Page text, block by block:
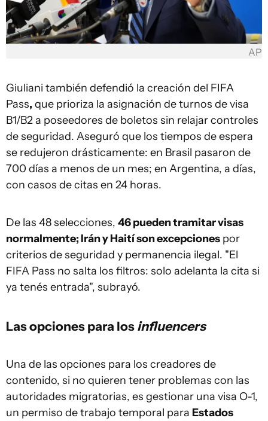
AP
Giuliani también defendió la creación del FIFA
Pass, que prioriza la asignación de turnos de visa
B1/B2 a poseedores de boletos sin relajar controles
de seguridad. Aseguró que los tiempos de espera
se redujeron drásticamente: en Brasil pasaron de
700 días a menos de un mes; en Argentina, a días,
con casos de citas en 24 horas.
De las 48 selecciones, 46 pueden tramitar visas
normalmente; Irán y Haití son excepciones por
criterios de seguridad y permanencia ilegal. "El
FIFA Pass no salta los filtros: solo adelanta la cita si
ya tenés entrada", subrayó.
Las opciones para losinfluencers
Una de las opciones para los creadores de
contenido, si no quieren tener problemas con las
autoridades migratorias, es gestionar una visa O-1,
un permiso de trabajo temporal para Estados